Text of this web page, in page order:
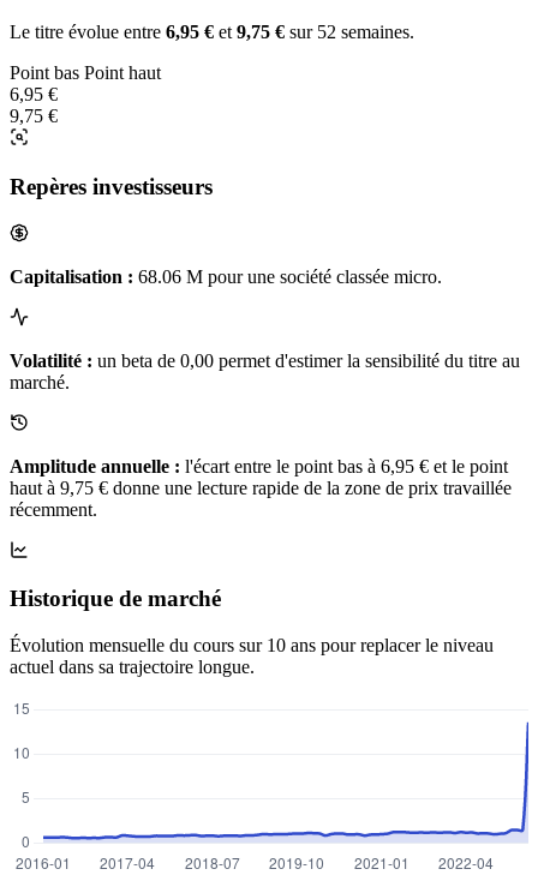
Le titre évolue entre 6,95 € et 9,75 € sur 52 semaines.
Point bas Point haut
6,95 €
9,75 €
Repères investisseurs
Capitalisation : 68.06 M pour une société classée micro.
Volatilité : un beta de 0,00 permet d'estimer la sensibilité du titre au
marché.
Amplitude annuelle : l'écart entre le point bas à 6,95 € et le point
haut à 9,75 € donne une lecture rapide de la zone de prix travaillée
récemment.
Historique de marché
Évolution mensuelle du cours sur 10 ans pour replacer le niveau
actuel dans sa trajectoire longue.